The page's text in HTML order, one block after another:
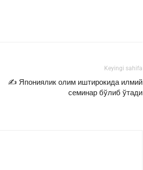
Keyingi sahifa
✍️ Япониялик олим иштирокида илмий
семинар бўлиб ўтади